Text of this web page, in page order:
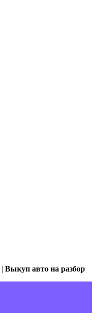
| Выкуп авто на разбор